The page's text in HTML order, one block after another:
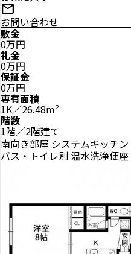
mail
お問い合わせ
敷金
0万円
礼金
0万円
保証金
0万円
専有面積
1K／26.48m²
階数
1階／2階建て
南向き部屋 システムキッチン
バス・トイレ別 温水洗浄便座